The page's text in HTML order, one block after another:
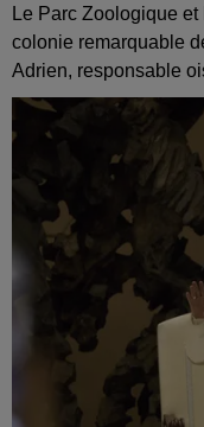
Le Parc Zoologique
colonie remarquable
Adrien, responsable